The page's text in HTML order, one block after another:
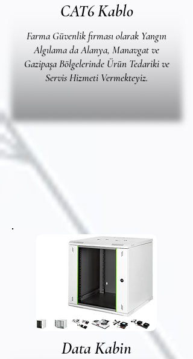
CAT6 Kablo
Farma Güvenlik firması olarak Yangın
Algılama da Alanya, Manavgat ve
Gazipaşa Bölgelerinde Ürün Tedariki ve
Servis Hizmeti Vermekteyiz.
Data Kabin